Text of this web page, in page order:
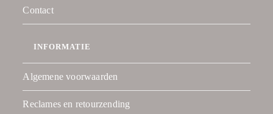
Contact
INFORMATIE
Algemene voorwaarden
Reclames en retourzending